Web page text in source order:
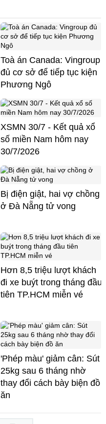
Toà án Canada: Vingroup
đủ cơ sở để tiếp tục kiện
Phương Ngô
XSMN 30/7 - Kết quả xổ
số miền Nam hôm nay
30/7/2026
Bị điện giật, hai vợ chồng
ở Đà Nẵng tử vong
Hơn 8,5 triệu lượt khách
đi xe buýt trong tháng đầu
tiên TP.HCM miễn vé
'Phép màu' giảm cân: Sút
25kg sau 6 tháng nhờ
thay đổi cách bày biện đồ
ăn